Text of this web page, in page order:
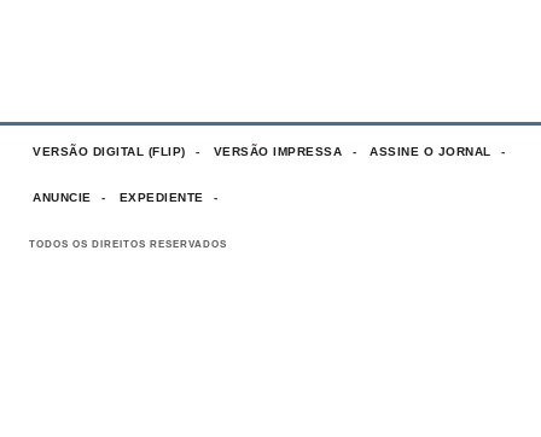
VERSÃO DIGITAL (FLIP) VERSÃO IMPRESSA ASSINE O JORNAL
ANUNCIE EXPEDIENTE
TODOS OS DIREITOS RESERVADOS